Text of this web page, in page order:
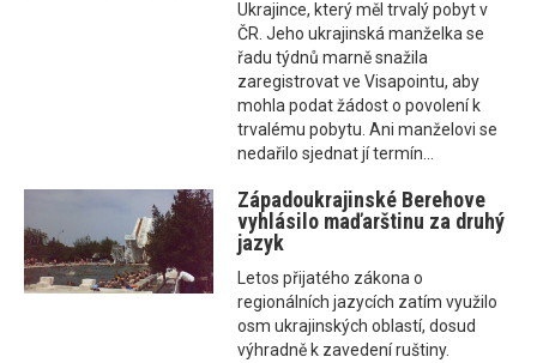
Ukrajince, který měl trvalý pobyt v
ČR. Jeho ukrajinská manželka se
řadu týdnů marně snažila
zaregistrovat ve Visapointu, aby
mohla podat žádost o povolení k
trvalému pobytu. Ani manželovi se
nedařilo sjednat jí termín...
Západoukrajinské Berehove
vyhlásilo maďarštinu za druhý
jazyk
Letos přijatého zákona o
regionálních jazycích zatím využilo
osm ukrajinských oblastí, dosud
výhradně k zavedení ruštiny.